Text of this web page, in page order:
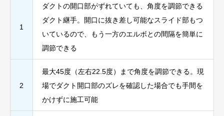
1
ダクトの開口部がずれていても、角度を調節できる
ダクト継手。開口に抜き差し可能なスライド部もつ
いているので、もう一方のエルボとの間隔を簡単に
調節できる
2
最大45度（左右22.5度）まで角度を調節できる。現
場でダクト開口部のズレを確認した場合でも手間を
かけずに施工可能